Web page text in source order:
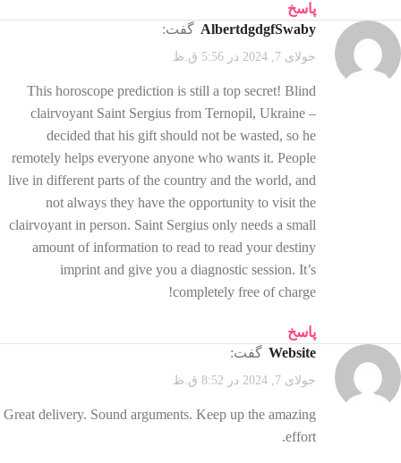
پاسخ
AlbertdgdgfSwaby
گفت:
جولای 7, 2024 در 5:56 ق.ظ
This horoscope prediction is still a top secret! Blind
clairvoyant Saint Sergius from Ternopil, Ukraine –
decided that his gift should not be wasted, so he
remotely helps everyone anyone who wants it. People
live in different parts of the country and the world, and
not always they have the opportunity to visit the
clairvoyant in person. Saint Sergius only needs a small
amount of information to read to read your destiny
imprint and give you a diagnostic session. It’s
completely free of charge!
پاسخ
website
گفت:
جولای 7, 2024 در 8:52 ق.ظ
Great delivery. Sound arguments. Keep up the amazing
effort.